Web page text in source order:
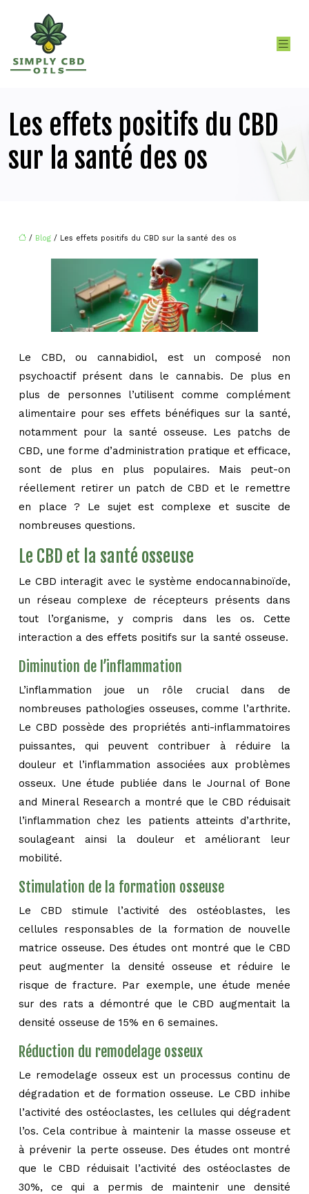
Les effets positifs du CBD
sur la santé des os
/ Blog / Les effets positifs du CBD sur la santé des os
Le CBD, ou cannabidiol, est un composé non
psychoactif présent dans le cannabis. De plus en
plus de personnes l’utilisent comme complément
alimentaire pour ses effets bénéfiques sur la santé,
notamment pour la santé osseuse. Les patchs de
CBD, une forme d’administration pratique et efficace,
sont de plus en plus populaires. Mais peut-on
réellement retirer un patch de CBD et le remettre
en place ? Le sujet est complexe et suscite de
nombreuses questions.
Le CBD et la santé osseuse
Le CBD interagit avec le système endocannabinoïde,
un réseau complexe de récepteurs présents dans
tout l’organisme, y compris dans les os. Cette
interaction a des effets positifs sur la santé osseuse.
Diminution de l’inflammation
L’inflammation joue un rôle crucial dans de
nombreuses pathologies osseuses, comme l’arthrite.
Le CBD possède des propriétés anti-inflammatoires
puissantes, qui peuvent contribuer à réduire la
douleur et l’inflammation associées aux problèmes
osseux. Une étude publiée dans le Journal of Bone
and Mineral Research a montré que le CBD réduisait
l’inflammation chez les patients atteints d’arthrite,
soulageant ainsi la douleur et améliorant leur
mobilité.
Stimulation de la formation osseuse
Le CBD stimule l’activité des ostéoblastes, les
cellules responsables de la formation de nouvelle
matrice osseuse. Des études ont montré que le CBD
peut augmenter la densité osseuse et réduire le
risque de fracture. Par exemple, une étude menée
sur des rats a démontré que le CBD augmentait la
densité osseuse de 15% en 6 semaines.
Réduction du remodelage osseux
Le remodelage osseux est un processus continu de
dégradation et de formation osseuse. Le CBD inhibe
l’activité des ostéoclastes, les cellules qui dégradent
l’os. Cela contribue à maintenir la masse osseuse et
à prévenir la perte osseuse. Des études ont montré
que le CBD réduisait l’activité des ostéoclastes de
30%, ce qui a permis de maintenir une densité